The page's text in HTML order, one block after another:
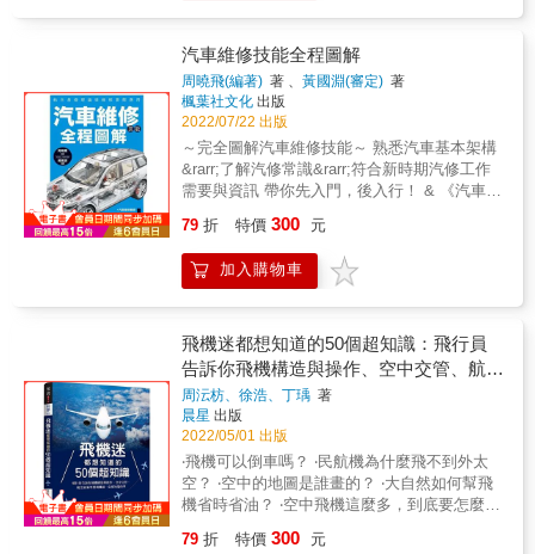
選購，每個騎士可以依其所好， 發揮創意，打
造屬於自己風格的獨特摩托車。 尤其在車友齊
聚的場合，彷彿一場選美大會。 本書特色： ▶
各式經典車款的設計與演進，堪稱最精采豐富
的哈雷大百科 ▶ 從破產、瀕臨倒閉到浴火重
生，詳實記錄哈雷重要事件與關鍵時刻 ▶ 觀看
哈雷如何善用品牌魅力，製造行銷話題，凝聚
忠實顧客向心力 ▶ 了解哈雷的客製風潮如何將
摩托車工藝與藝術推展到極致 ▶ 超過570張全
髓 &
大汽車廠與零件商研發出來的各種汽車高科
技：◎ 環保的高科技◎ 防範事故的高科技◎
減輕傷害的高科技◎ 驅動系統與周邊的高科技
◎ 車體的高科技◎ 舒適導向的高科技◎ 高級
車的高科技 本書特色1、一覽汽車科技新發
展！為什麼加油站有車用尿素？為什麼製造汽
車需要晶片？汽車如何兼顧強大的馬力與省
油？一本書帶你一網打盡當今重要汽車科技！
2、全彩圖解一目了然！各車廠與汽車零件商提
運作的樣貌，讓知識不再只是文字，複雜概念
一目了然。
汽車維修技能全程圖解
周曉飛(編著) 著 、黃國淵(審定) 著
楓葉社文化 出版
2022/07/22 出版
～完全圖解汽車維修技能～ 熟悉汽車基本架構
&rarr;了解汽修常識&rarr;符合新時期汽修工作
需要與資訊 帶你先入門，後入行！ & 《汽車維
大章節： ．第一部分主要介紹汽車組成與維修
基礎； ．第二部分描述汽車不同引擎系統與維
修； ．第三部分介紹汽車離合器與變速箱的原
統、原理與維修； ．第六部分介紹懸吊、轉
向、煞車等底盤系統。 & 本書將基本理論與維
修實際應用相結合。 以實際維修應用為宗旨，
以短期提升實際技能為突出目標， 適於汽車維
修人員閱讀， 同時也可以作為相關企業的培訓
用書和專業院校師生的參考用書。 & 本書特色
& ◎圖片搭配詳盡圖解，全面分析汽車組成及
維修原理。 ◎按照汽車結構與維修特點分6篇
章編寫，表格清晰分析原理差異 ◎由大安高工
資深教師黃國淵審校，可供專業培訓使用，同
79 折 特價 300 元
加入購物車
飛機迷都想知道的50個超知識：飛行員
告訴你飛機構造與操作、空中交管、航空
氣象等搭飛機前一定要知道的事
周沄枋、徐浩、丁瑀 著
晨星 出版
2022/05/01 出版
‧飛機可以倒車嗎？ ‧民航機為什麼飛不到外太
空？ ‧空中的地圖是誰畫的？ ‧大自然如何幫飛
機省時省油？ ‧空中飛機這麼多，到底要怎麼航
種關於飛航工作的問題？今日航空產業的發
79 折 特價 300 元